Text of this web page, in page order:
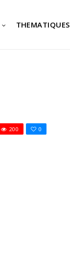
THEMATIQUES
0
200